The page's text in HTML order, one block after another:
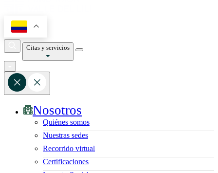
Citas y servicios
Nosotros
Quiénes somos
Nuestras sedes
Recorrido virtual
Certificaciones